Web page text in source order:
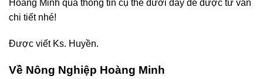
Hoàng Minh qua thông tin cụ thể dưới đây để được tư vấn
chi tiết nhé!
Được viết Ks. Huyền.
Về Nông Nghiệp Hoàng Minh